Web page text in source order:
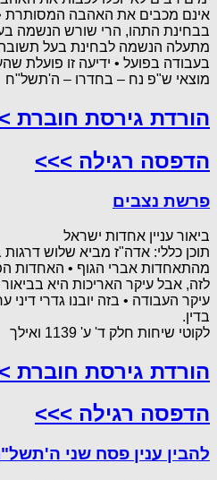
אינם מכבים את האהבה המסותרת
בבחינת התהו, הרי שורש הנשמה
מתעלה הנשמה לבחינת בעל תשובה,
בעבודה בפועל • ידיעה זו פועלת
מוצאי ש"פ נח – בחדרו – ה'תשל"ח
הורדת גירסת חוברת
הדפסה רגילה >>>
פרשת נצבים
ביאור עניין אחדות ישראל
תוכן כללי: אדה"ז מביא שלוש
מהתאחדות אברי הגוף • האחדות
לזה, אבל עיקר האריכות היא בביאור
עיקר העבודה • בזה יובנו גדרי
בדין.
לקוטי שיחות חלק ד' ע' 1139 ואילך
הורדת גירסת חוברת
הדפסה רגילה >>>
להבין ענין פסח שני